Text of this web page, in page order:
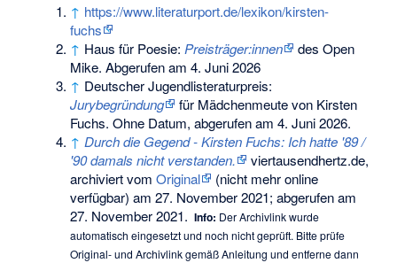
↑ https://www.literaturport.de/lexikon/kirsten-
fuchs
↑ Haus für Poesie: Preisträger:innen
des Open
Mike. Abgerufen am 4. Juni 2026
↑ Deutscher Jugendlisteraturpreis:
Jurybegründung
für Mädchenmeute von Kirsten
Fuchs. Ohne Datum, abgerufen am 4. Juni 2026.
↑ Durch die Gegend - Kirsten Fuchs: Ich hatte '89 /
'90 damals nicht verstanden.
viertausendhertz.de,
archiviert vomOriginal
(nicht mehr online
verfügbar) am27. November 2021; abgerufen am
27. November 2021. Info: Der Archivlink wurde
automatisch eingesetzt und noch nicht geprüft. Bitte prüfe
Original- und Archivlink gemäßAnleitung und entferne dann